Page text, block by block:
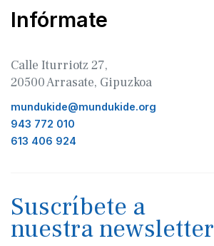
Infórmate
Calle Iturriotz 27,
20500 Arrasate, Gipuzkoa
mundukide@mundukide.org
943 772 010
613 406 924
Suscríbete a
nuestra newsletter